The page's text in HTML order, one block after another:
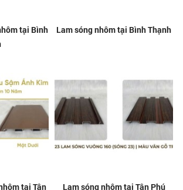
tại Bình
Lam sóng nhôm tại Bình Thạnh
tại Tân
Lam sóng nhôm tại Tân Phú